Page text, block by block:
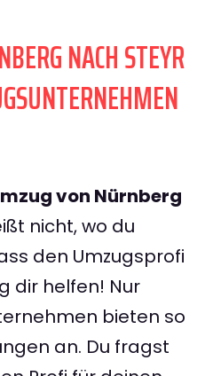
NACH STEYR
von Nürnberg
nicht, wo du
den Umzugsprofi
dir helfen! Nur
bieten so
an. Du fragst